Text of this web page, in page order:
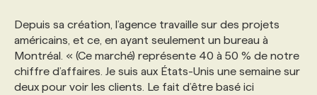
Depuis sa création, l’agence travaille sur des projets
américains, et ce, en ayant seulement un bureau à
Montréal. « (Ce marché) représente 40 à 50 % de notre
chiffre d’affaires. Je suis aux États-Unis une semaine sur
deux pour voir les clients. Le fait d’être basé ici